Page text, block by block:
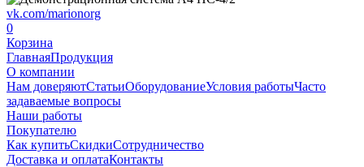
vk.com/marionorg
0
Корзина
ГлавнаяПродукция
О компании
Нам доверяютСтатьиОборудованиеУсловия работыЧасто
задаваемые вопросы
Наши работы
Покупателю
Как купитьСкидкиСотрудничество
Доставка и оплатаКонтакты